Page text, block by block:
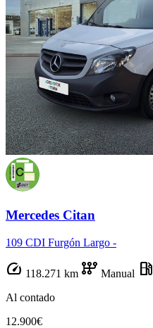
Mercedes Citan
109 CDI Furgón Largo -
speed 118.271 km auto_transmission Manual local_gas_station
Al contado
12.900€